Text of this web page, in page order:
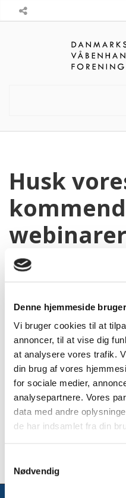
Denne hjemmeside
Vi bruger cookies til at
annoncer, til at vise dig
at analysere vores trafik.
din brug af vores
for sociale medier,
analysepartnere. Vores
data med andre
de har indsamlet fra din
Nødvendig
Husk
webinarer
21
Hør om og
Forvirret
emballage
den 9/12
Læs mere her.